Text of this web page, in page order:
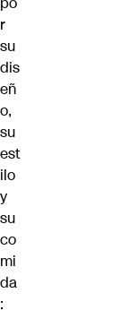
r
su
dis
eñ
o,
su
est
ilo
y
su
co
mi
da
: